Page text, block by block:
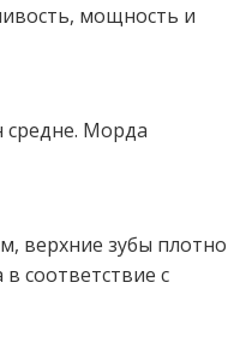
мощность и
средне. Морда
верхние зубы плотно
соответствие с